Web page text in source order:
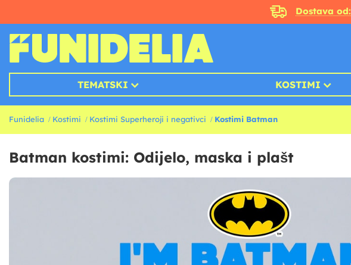
Dostava od:
TEMATSKI KOSTIMI
Funidelia Kostimi Kostimi Superheroji i negativci Kostimi Batman
Batman kostimi: Odijelo, maska i plašt